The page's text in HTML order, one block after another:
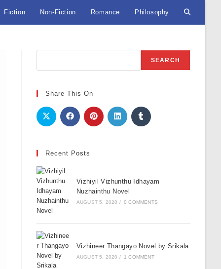
Fiction Non-Fiction Romance Philosophy Toggle
SEARCH
Share This On
Recent Posts
Vizhiyil Vizhunthu Idhayam
Nuzhainthu Novel
AUGUST 5, 2020 / 0 COMMENTS
Vizhineer Thangayo Novel by Srikala
AUGUST 5, 2020 / 1 COMMENT